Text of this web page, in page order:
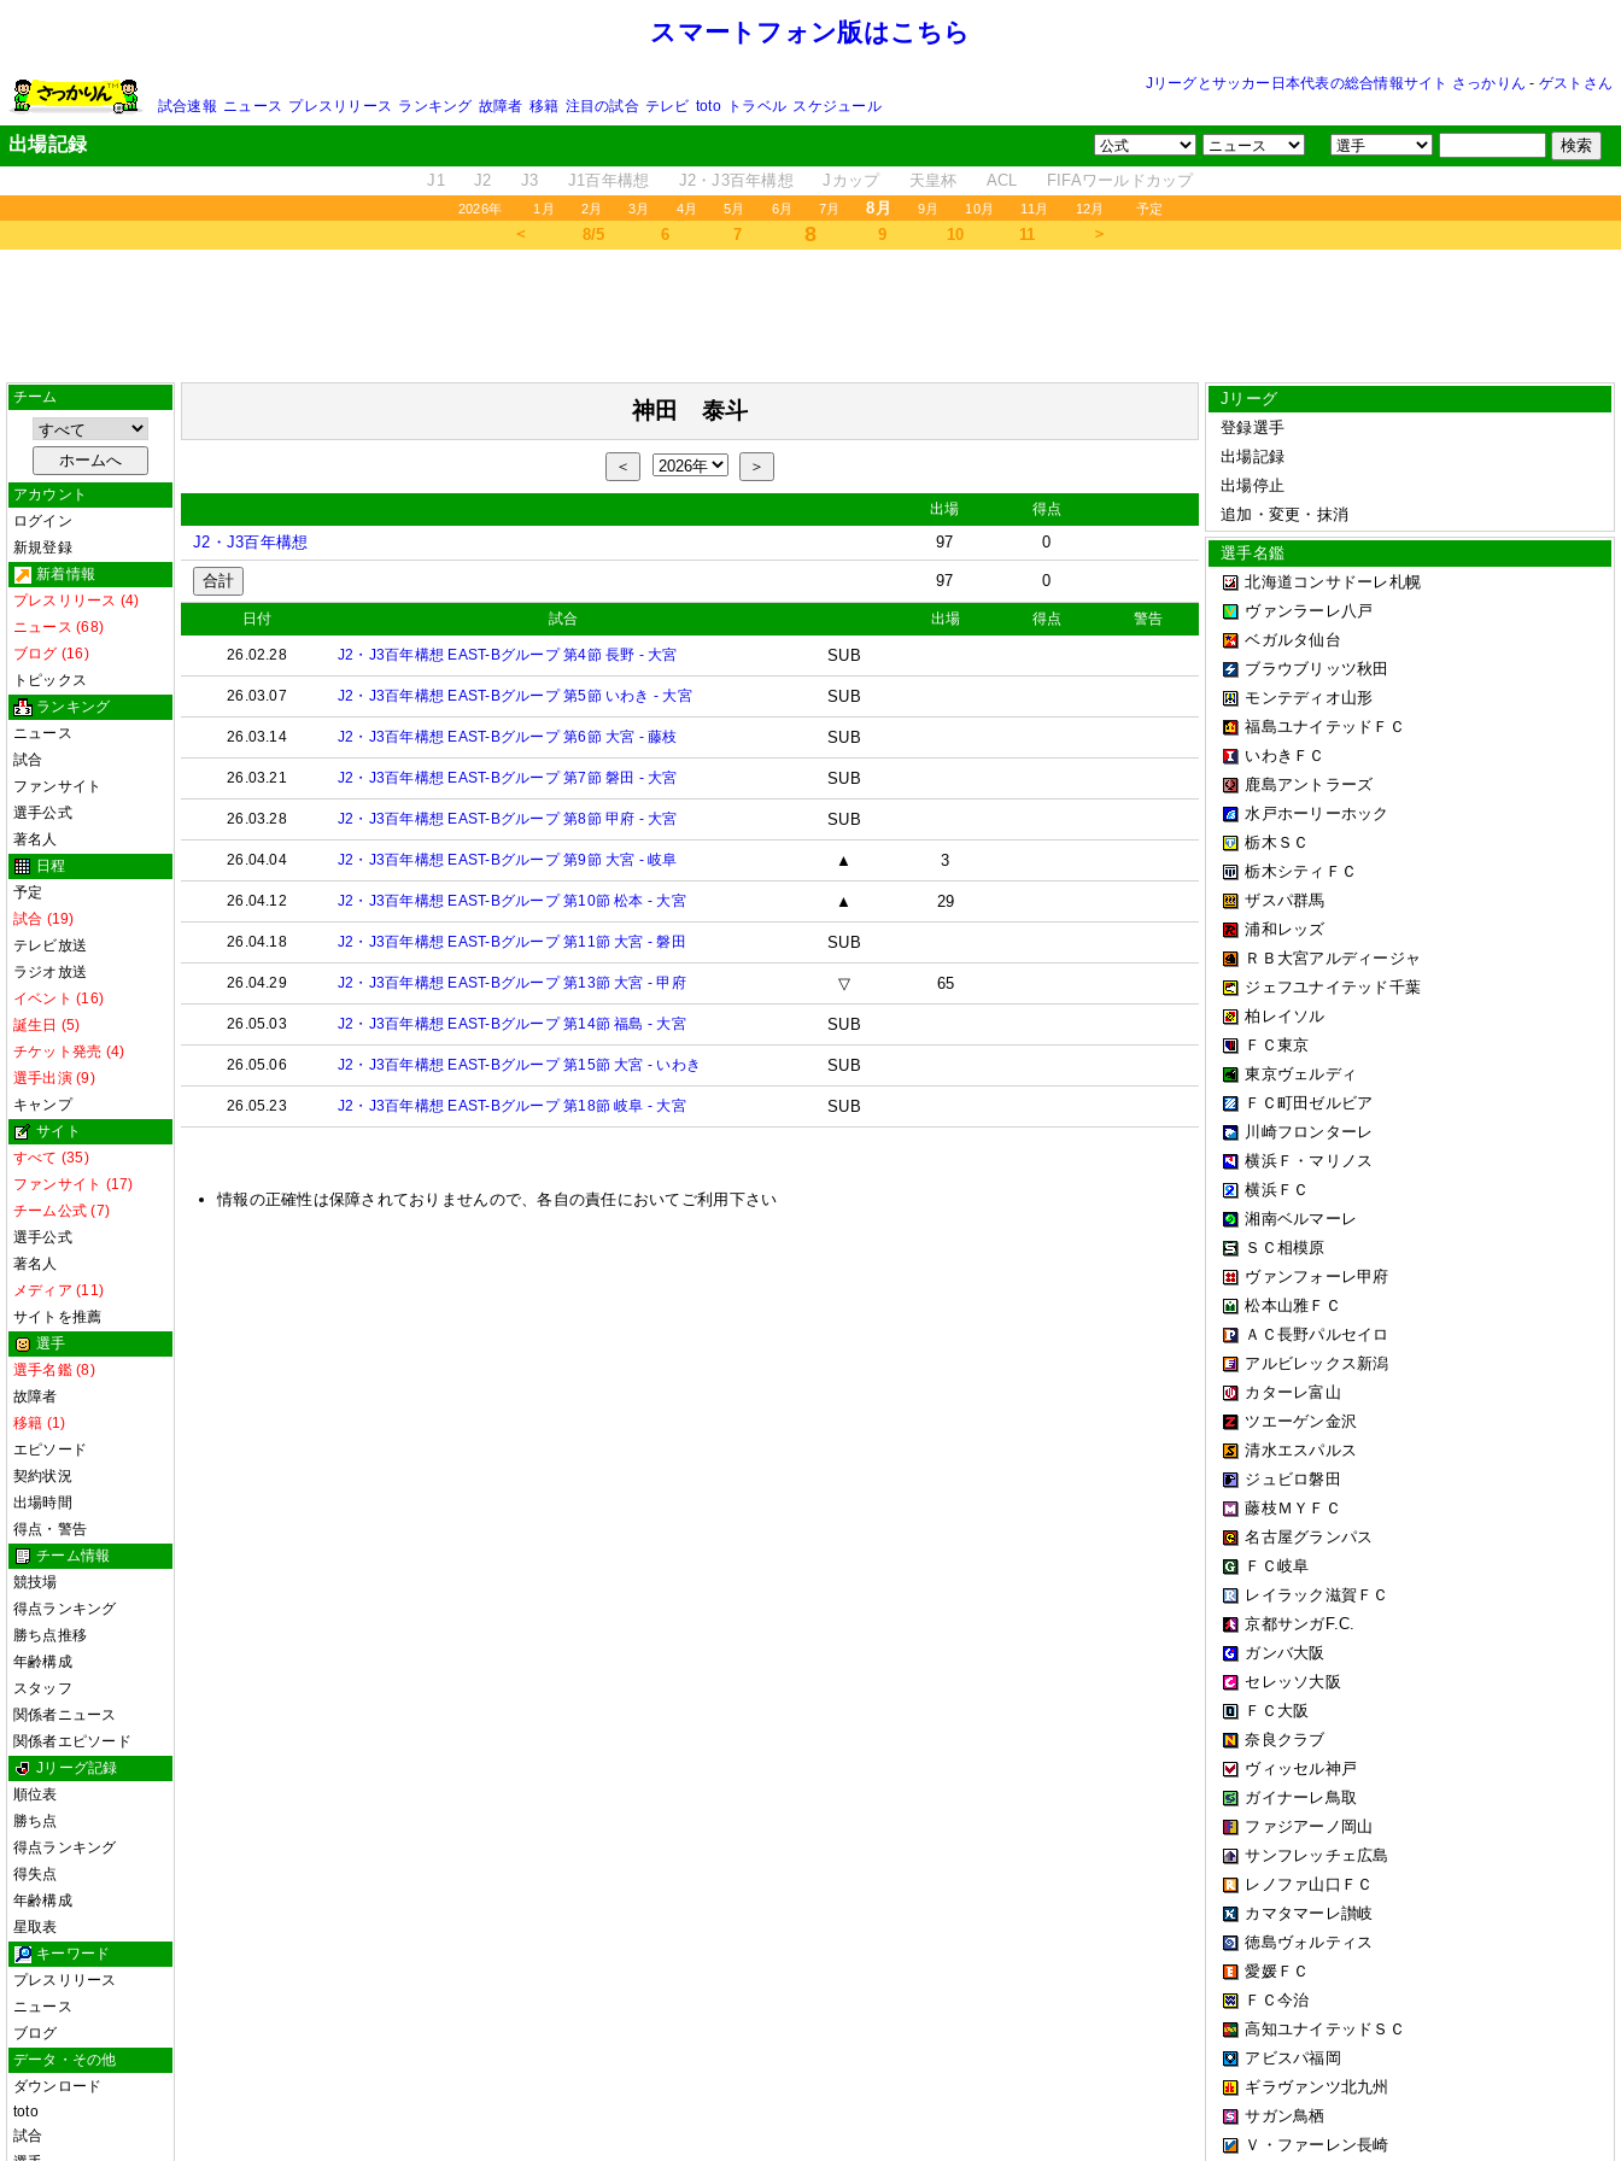
スマートフォン版はこちら
Jリーグとサッカー日本代表の総合情報サイト さっかりん - ゲストさん
試合速報 ニュース プレスリリース ランキング 故障者 移籍 注目の試合 テレビ toto トラベル スケジュール
出場記録
J1 J2 J3 J1百年構想 J2・J3百年構想 Jカップ 天皇杯 ACL FIFAワールドカップ
2026年 1月 2月 3月 4月 5月 6月 7月 8月 9月 10月 11月 12月 予定
＜ 8/5 6 7 8 9 10 11 ＞
チーム
アカウント
ログイン
新規登録
新着情報
プレスリリース (4)
ニュース (68)
ブログ (16)
トピックス
ランキング
ニュース
試合
ファンサイト
選手公式
著名人
日程
予定
試合 (19)
テレビ放送
ラジオ放送
イベント (16)
誕生日 (5)
チケット発売 (4)
選手出演 (9)
キャンプ
サイト
すべて (35)
ファンサイト (17)
チーム公式 (7)
選手公式
著名人
メディア (11)
サイトを推薦
選手
選手名鑑 (8)
故障者
移籍 (1)
エピソード
契約状況
出場時間
得点・警告
チーム情報
競技場
得点ランキング
勝ち点推移
年齢構成
スタッフ
関係者ニュース
関係者エピソード
Jリーグ記録
順位表
勝ち点
得点ランキング
得失点
年齢構成
星取表
キーワード
プレスリリース
ニュース
ブログ
データ・その他
ダウンロード
toto
試合
神田 泰斗
＜ ＞
出場 得点
J2・J3百年構想 97 0
合計 97 0
日付 試合 出場 得点 警告
26.02.28 J2・J3百年構想 EAST-Bグループ 第4節 長野 - 大宮 SUB
26.03.07 J2・J3百年構想 EAST-Bグループ 第5節 いわき - 大宮 SUB
26.03.14 J2・J3百年構想 EAST-Bグループ 第6節 大宮 - 藤枝 SUB
26.03.21 J2・J3百年構想 EAST-Bグループ 第7節 磐田 - 大宮 SUB
26.03.28 J2・J3百年構想 EAST-Bグループ 第8節 甲府 - 大宮 SUB
26.04.04 J2・J3百年構想 EAST-Bグループ 第9節 大宮 - 岐阜 ▲ 3
26.04.12 J2・J3百年構想 EAST-Bグループ 第10節 松本 - 大宮 ▲ 29
26.04.18 J2・J3百年構想 EAST-Bグループ 第11節 大宮 - 磐田 SUB
26.04.29 J2・J3百年構想 EAST-Bグループ 第13節 大宮 - 甲府 ▽ 65
26.05.03 J2・J3百年構想 EAST-Bグループ 第14節 福島 - 大宮 SUB
26.05.06 J2・J3百年構想 EAST-Bグループ 第15節 大宮 - いわき SUB
26.05.23 J2・J3百年構想 EAST-Bグループ 第18節 岐阜 - 大宮 SUB
情報の正確性は保障されておりませんので、各自の責任においてご利用下さい
Jリーグ
登録選手
出場記録
出場停止
追加・変更・抹消
選手名鑑
北海道コンサドーレ札幌
ヴァンラーレ八戸
ベガルタ仙台
ブラウブリッツ秋田
モンテディオ山形
福島ユナイテッドＦＣ
いわきＦＣ
鹿島アントラーズ
水戸ホーリーホック
栃木ＳＣ
栃木シティＦＣ
ザスパ群馬
浦和レッズ
ＲＢ大宮アルディージャ
ジェフユナイテッド千葉
柏レイソル
ＦＣ東京
東京ヴェルディ
ＦＣ町田ゼルビア
川崎フロンターレ
横浜Ｆ・マリノス
横浜ＦＣ
湘南ベルマーレ
ＳＣ相模原
ヴァンフォーレ甲府
松本山雅ＦＣ
ＡＣ長野パルセイロ
アルビレックス新潟
カターレ富山
ツエーゲン金沢
清水エスパルス
ジュビロ磐田
藤枝ＭＹＦＣ
名古屋グランパス
ＦＣ岐阜
レイラック滋賀ＦＣ
京都サンガF.C.
ガンバ大阪
セレッソ大阪
ＦＣ大阪
奈良クラブ
ヴィッセル神戸
ガイナーレ鳥取
ファジアーノ岡山
サンフレッチェ広島
レノファ山口ＦＣ
カマタマーレ讃岐
徳島ヴォルティス
愛媛ＦＣ
ＦＣ今治
高知ユナイテッドＳＣ
アビスパ福岡
ギラヴァンツ北九州
サガン鳥栖
Ｖ・ファーレン長崎